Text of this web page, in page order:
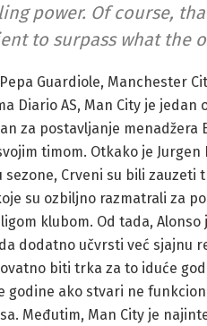
power. Of course,
to surpass what the
Guardiole, Manchester
Diario AS, Man City je jedan
za postavljanje menadžera
timom. Otkako je
Crveni su bili zauzeti
su ozbiljno razmatrali za
klubom. Od tada,
dodatno učvrsti već sjajnu
biti trka za to iduće
godine ako stvari ne
Međutim, Man City je